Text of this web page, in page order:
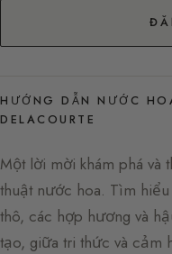
HƯỚNG DẪN NƯỚC
DELACOURTE
Một lời mời khám phá và
thuật nước hoa. Tìm
thô, các hợp hương và
tạo, giữa tri thức và cảm